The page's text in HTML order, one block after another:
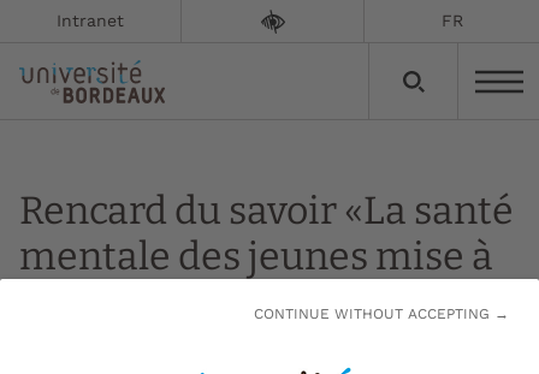
CONTINUE WITHOUT ACCEPTING →
Intranet FR
Rencard du savoir «La santé
mentale des jeunes mise à